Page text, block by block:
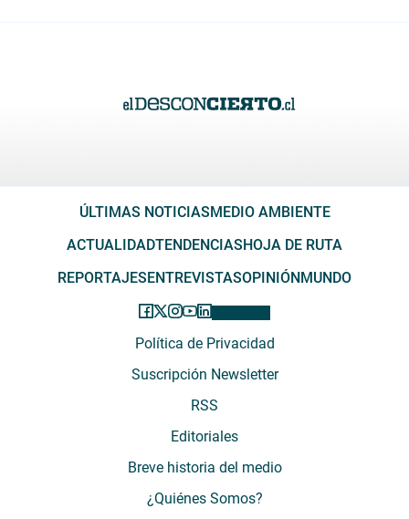
ÚLTIMAS NOTICIASMEDIO AMBIENTE
ACTUALIDADTENDENCIASHOJA DE RUTA
REPORTAJESENTREVISTASOPINIÓNMUNDO
Política de Privacidad
Suscripción Newsletter
RSS
Editoriales
Breve historia del medio
¿Quiénes Somos?